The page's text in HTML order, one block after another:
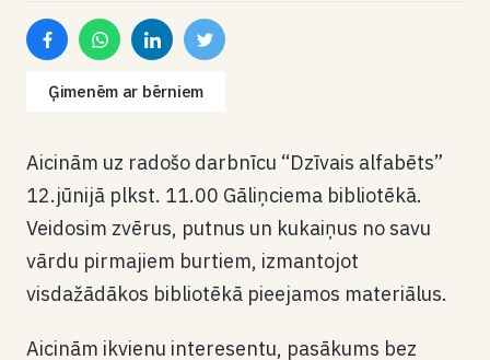
Ģimenēm ar bērniem
Aicinām uz radošo darbnīcu “Dzīvais alfabēts”
12.jūnijā plkst. 11.00 Gāliņciema bibliotēkā.
Veidosim zvērus, putnus un kukaiņus no savu
vārdu pirmajiem burtiem, izmantojot
visdažādākos bibliotēkā pieejamos materiālus.
Aicinām ikvienu interesentu, pasākums bez